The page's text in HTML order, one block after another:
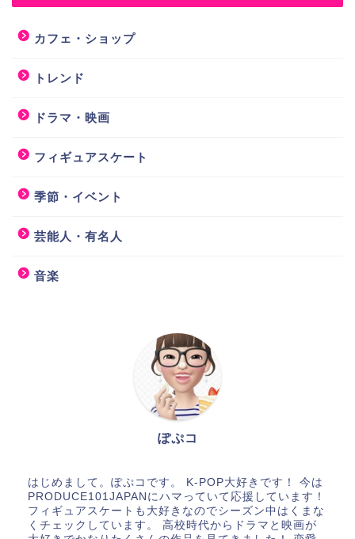
カフェ・ショップ
トレンド
ドラマ・映画
フィギュアスケート
季節・イベント
芸能人・有名人
音楽
ぽぷコ
はじめまして。ぽぷコです。 K-POP大好きです！ 今は
PRODUCE101JAPANにハマっていて応援しています！
フィギュアスケートも大好きなのでシーズン中はくまな
くチェックしています。 高校時代からドラマと映画が